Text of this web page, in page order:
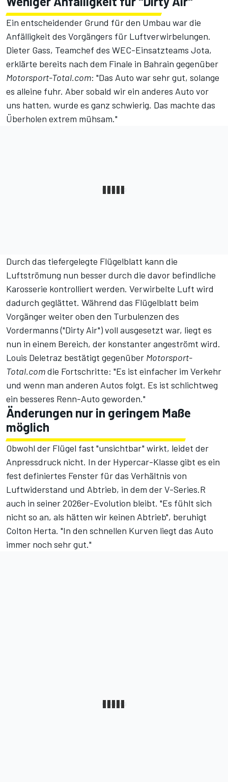
Ein entscheidender Grund für den Umbau war die
Anfälligkeit des Vorgängers für Luftverwirbelungen.
Dieter Gass, Teamchef des WEC-Einsatzteams Jota,
erklärte bereits nach dem Finale in Bahrain gegenüber
Motorsport-Total.com: "Das Auto war sehr gut, solange
es alleine fuhr. Aber sobald wir ein anderes Auto vor
uns hatten, wurde es ganz schwierig. Das machte das
Überholen extrem mühsam."
Durch das tiefergelegte Flügelblatt kann die
Luftströmung nun besser durch die davor befindliche
Karosserie kontrolliert werden. Verwirbelte Luft wird
dadurch geglättet. Während das Flügelblatt beim
Vorgänger weiter oben den Turbulenzen des
Vordermanns ("Dirty Air") voll ausgesetzt war, liegt es
nun in einem Bereich, der konstanter angeströmt wird.
Louis Deletraz bestätigt gegenüber Motorsport-
Total.comdie Fortschritte: "Es ist einfacher im Verkehr
und wenn man anderen Autos folgt. Es ist schlichtweg
ein besseres Renn-Auto geworden."
Änderungen nur in geringem Maße
möglich
Obwohl der Flügel fast "unsichtbar" wirkt, leidet der
Anpressdruck nicht. In der Hypercar-Klasse gibt es ein
fest definiertes Fenster für das Verhältnis von
Luftwiderstand und Abtrieb, in dem der V-Series.R
auch in seiner 2026er-Evolution bleibt. "Es fühlt sich
nicht so an, als hätten wir keinen Abtrieb", beruhigt
Colton Herta. "In den schnellen Kurven liegt das Auto
immer noch sehr gut."